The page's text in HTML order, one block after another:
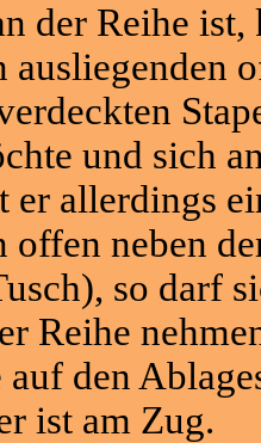
der Reihe
ausliegenden
und sich
er allerdings
offen neben
so darf
Reihe
auf den
ist am Zug.